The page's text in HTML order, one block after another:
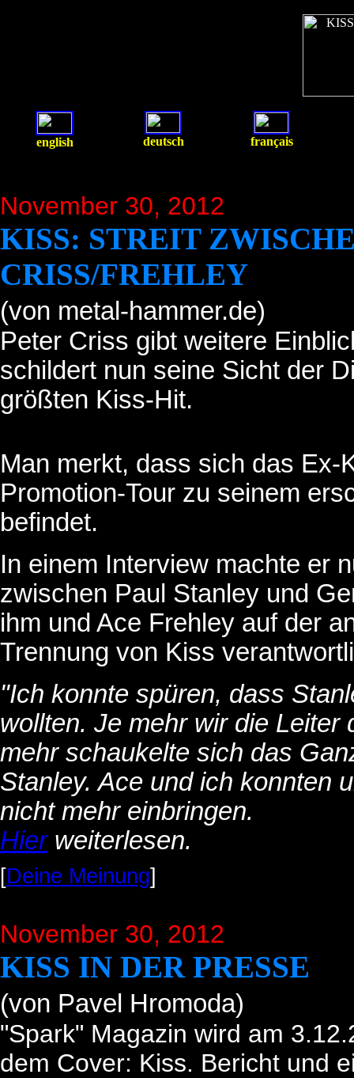
english deutsch français
November 30, 2012
KISS: STREIT
CRISS/FREHLEY
(von metal-hammer.de)
Peter Criss gibt weitere
schildert nun seine Sicht der
größten Kiss-Hit.
Man merkt, dass sich das Ex-
Promotion-Tour zu seinem
befindet.
In einem Interview machte er
zwischen Paul Stanley und
ihm und Ace Frehley auf der
Trennung von Kiss
"Ich konnte spüren, dass
wollten. Je mehr wir die
mehr schaukelte sich das
Stanley. Ace und ich konnten
nicht mehr einbringen.
Hierweiterlesen.
[Deine Meinung]
November 30, 2012
KISS IN DER PRESSE
(von Pavel Hromoda)
"Spark" Magazin wird am
dem Cover: Kiss. Bericht und